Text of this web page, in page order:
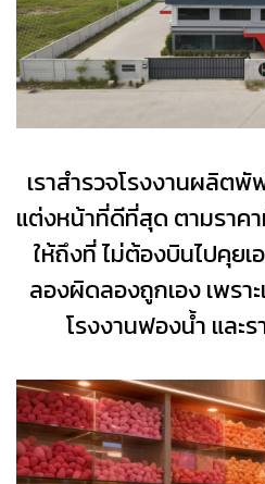
เราสำรวจโรงงานผลิต
แต่งหน้าที่ดีที่สุด ตามราค
ให้ถึงที่ ไม่ต้องบินไปคุยเ
ลองผิดลองถูกเอง เพรา
โรงงานฟองน้ำ และ